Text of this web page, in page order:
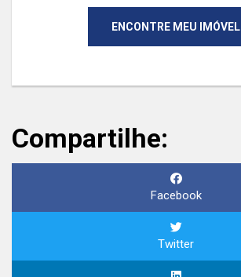
ENCONTRE MEU IMÓVEL
Compartilhe:
Facebook
Twitter